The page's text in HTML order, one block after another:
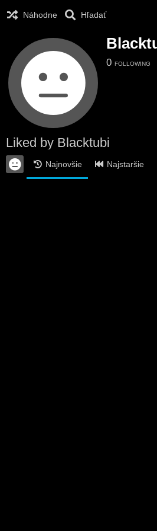
Náhodne Hľadať
0 FOLLOWING
Liked by Blacktubi
Najnovšie Najstaršie